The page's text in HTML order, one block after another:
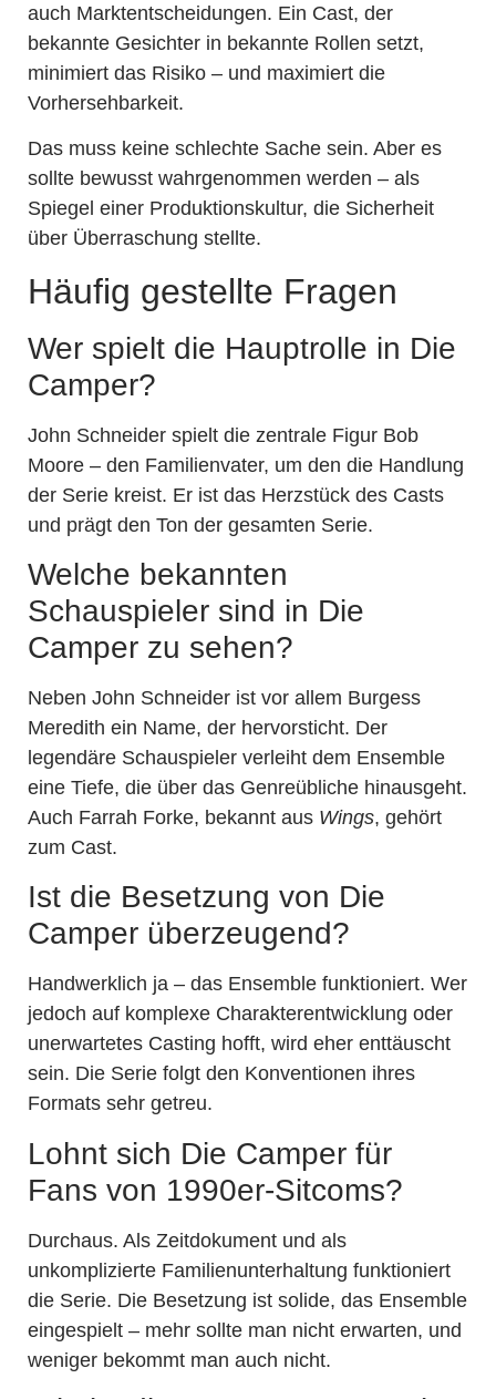
auch Marktentscheidungen. Ein Cast, der
bekannte Gesichter in bekannte Rollen setzt,
minimiert das Risiko – und maximiert die
Vorhersehbarkeit.
Das muss keine schlechte Sache sein. Aber es
sollte bewusst wahrgenommen werden – als
Spiegel einer Produktionskultur, die Sicherheit
über Überraschung stellte.
Häufig gestellte Fragen
Wer spielt die Hauptrolle in Die
Camper?
John Schneider spielt die zentrale Figur Bob
Moore – den Familienvater, um den die Handlung
der Serie kreist. Er ist das Herzstück des Casts
und prägt den Ton der gesamten Serie.
Welche bekannten
Schauspieler sind in Die
Camper zu sehen?
Neben John Schneider ist vor allem Burgess
Meredith ein Name, der hervorsticht. Der
legendäre Schauspieler verleiht dem Ensemble
eine Tiefe, die über das Genreübliche hinausgeht.
Auch Farrah Forke, bekannt aus Wings, gehört
zum Cast.
Ist die Besetzung von Die
Camper überzeugend?
Handwerklich ja – das Ensemble funktioniert. Wer
jedoch auf komplexe Charakterentwicklung oder
unerwartetes Casting hofft, wird eher enttäuscht
sein. Die Serie folgt den Konventionen ihres
Formats sehr getreu.
Lohnt sich Die Camper für
Fans von 1990er-Sitcoms?
Durchaus. Als Zeitdokument und als
unkomplizierte Familienunterhaltung funktioniert
die Serie. Die Besetzung ist solide, das Ensemble
eingespielt – mehr sollte man nicht erwarten, und
weniger bekommt man auch nicht.